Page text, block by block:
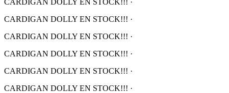
CARDIGAN DOLLY EN STOCK!!! ·
CARDIGAN DOLLY EN STOCK!!! ·
CARDIGAN DOLLY EN STOCK!!! ·
CARDIGAN DOLLY EN STOCK!!! ·
CARDIGAN DOLLY EN STOCK!!! ·
CARDIGAN DOLLY EN STOCK!!! ·